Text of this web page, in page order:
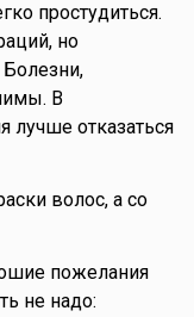
простудиться.
но
Болезни,
В
лучше отказаться
волос, а со
пожелания
не надо: